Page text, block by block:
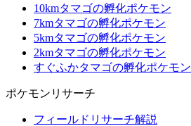
10kmタマゴの孵化ポケモン
7kmタマゴの孵化ポケモン
5kmタマゴの孵化ポケモン
2kmタマゴの孵化ポケモン
すぐふかタマゴの孵化ポケモン
ポケモンリサーチ
フィールドリサーチ解説